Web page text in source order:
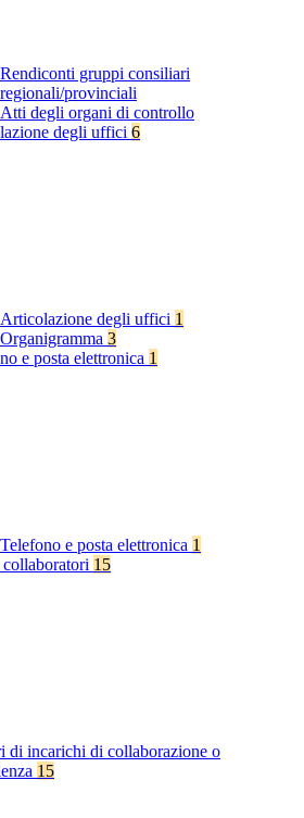
Rendiconti gruppi consiliari
regionali/provinciali
Atti degli organi di controllo
degli uffici 6
Articolazione degli uffici 1
Organigramma 3
e posta elettronica 1
Telefono e posta elettronica 1
15
di incarichi di collaborazione o
15